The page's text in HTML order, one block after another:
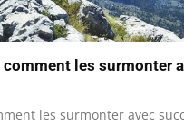
comment les surmonter
les surmonter avec